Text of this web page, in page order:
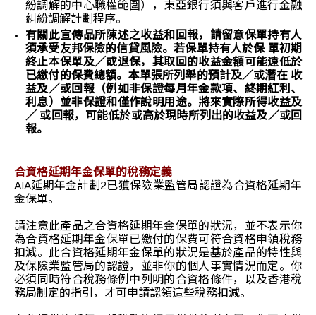
紛調解的中心職權範圍），東亞銀行須與客戶進行金融
糾紛調解計劃程序。
有關此宣傳品所陳述之收益和回報，請留意保單持有人
須承受友邦保險的信貸風險。若保單持有人於保 單初期
終止本保單及／或退保，其取回的收益金額可能遠低於
已繳付的保費總額。本單張所列舉的預計及／或潛在 收
益及／或回報（例如非保證每月年金款項、終期紅利、
利息）並非保證和僅作說明用途。將來實際所得收益及
／ 或回報，可能低於或高於現時所列出的收益及／或回
報。
合資格延期年金保單的稅務定義
AIA延期年金計劃2已獲保險業監管局認證為合資格延期年
金保單。
請注意此產品之合資格延期年金保單的狀況，並不表示你
為合資格延期年金保單已繳付的保費可符合資格申領稅務
扣減。此合資格延期年金保單的狀況是基於產品的特性與
及保險業監管局的認證，並非你的個人事實情況而定。你
必須同時符合稅務條例中列明的合資格條件，以及香港稅
務局制定的指引，才可申請認領這些稅務扣減。